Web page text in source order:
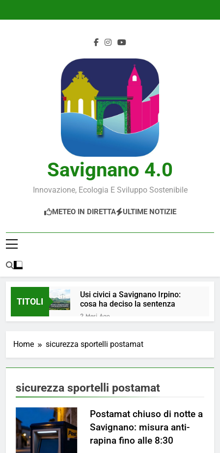
Savignano 4.0
Innovazione, Ecologia E Sviluppo Sostenibile
METEO IN DIRETTA ULTIME NOTIZIE
TITOLI
Usi civici a Savignano Irpino:
cosa ha deciso la sentenza
2 Mesi Ago
4 Mesi Ago
ORDINANZA N. 8/2026 –
PARZIALE REVOCA DEL DIVIETO
POTABILE
4 Mesi Ago
📢Aggiornamento Situazione
4 Mesi Ago
⚠️ Emergenza Acqua a
Savignano Irpino: Ordinanza n. 7
del 26 Marzo 2026
Home sicurezza sportelli postamat
sicurezza sportelli postamat
Postamat chiuso di notte a
Savignano: misura anti-
rapina fino alle 8:30